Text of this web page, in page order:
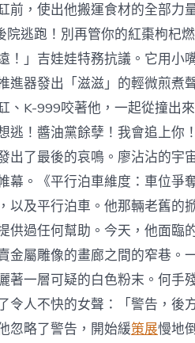
前，使出他搬運食材的全部力
逃跑！別再管你的紅棗枸杞
」吉娃娃特務抗議。它用小
進器發出「滋滋」的輕微煎煮
、K-999咬著他，一起從撞出
逃！醬油黨餘孽！我會追上你
出了最後的哀鳴。廖沾沾的宇
幕。《平行泊車維度：車位爭
以及平行泊車。他那輛老舊的
供過任何幫助。今天，他面臨
金屬雕像的畫廊之間的窄巷。
著一層可疑的白色粉末。何手
令人不快的女聲：「警告，後
忽略了警告，開始緩策展慢地